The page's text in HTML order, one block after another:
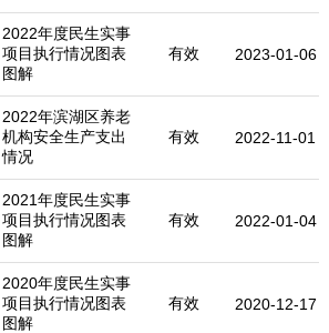
2022年度民生实事
项目执行情况图表
图解
有效 2023-01-06
2022年滨湖区养老
机构安全生产支出
情况
有效 2022-11-01
2021年度民生实事
项目执行情况图表
图解
有效 2022-01-04
2020年度民生实事
项目执行情况图表
图解
有效 2020-12-17